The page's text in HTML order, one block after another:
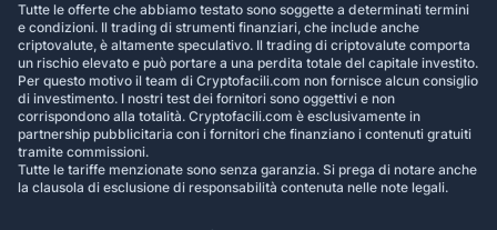
Tutte le offerte che abbiamo testato sono soggette a determinati termini
e condizioni. Il trading di strumenti finanziari, che include anche
criptovalute, è altamente speculativo. Il trading di criptovalute comporta
un rischio elevato e può portare a una perdita totale del capitale investito.
Per questo motivo il team di Cryptofacili.com non fornisce alcun consiglio
di investimento. I nostri test dei fornitori sono oggettivi e non
corrispondono alla totalità. Cryptofacili.com è esclusivamente in
partnership pubblicitaria con i fornitori che finanziano i contenuti gratuiti
tramite commissioni.
Tutte le tariffe menzionate sono senza garanzia. Si prega di notare anche
la clausola di esclusione di responsabilità contenuta nelle note legali.